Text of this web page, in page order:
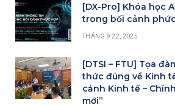
[DX-Pro] Khóa học
trong bối cảnh
THÁNG 9 22, 2025
[DTSI – FTU] Tọa
thức đúng về Kinh
cảnh Kinh tế –
mới”